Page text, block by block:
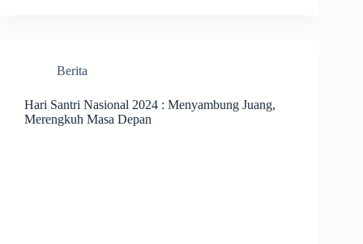
Berita
Hari Santri Nasional 2024 : Menyambung Juang,
Merengkuh Masa Depan